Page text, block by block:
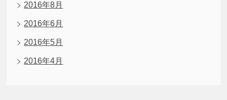
2016年8月
2016年6月
2016年5月
2016年4月